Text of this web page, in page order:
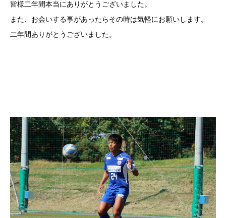
皆様二年間本当にありがとうございました。
また、お会いする事があったらその時は気軽にお願いします。
二年間ありがとうございました。